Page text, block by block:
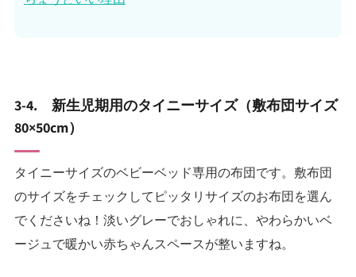
3-4. 新生児期用のタイニーサイズ（敷布団サイズ
80×50cm）
タイニーサイズのベビーベッド専用の布団です。敷布団
のサイズをチェックしてピッタリサイズのお布団を選ん
でくださいね！淡いグレーでおしゃれに、やわらかいベ
ージュで暖かい赤ちゃんスペースが整いますね。